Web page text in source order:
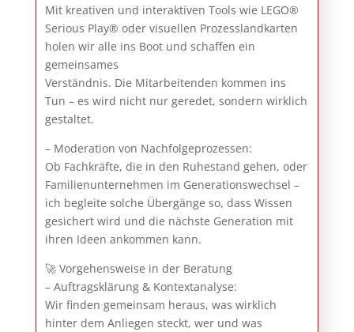
Mit kreativen und interaktiven Tools wie LEGO®
Serious Play® oder visuellen Prozesslandkarten
holen wir alle ins Boot und schaffen ein
gemeinsames
Verständnis. Die Mitarbeitenden kommen ins
Tun – es wird nicht nur geredet, sondern wirklich
gestaltet.
– Moderation von Nachfolgeprozessen:
Ob Fachkräfte, die in den Ruhestand gehen, oder
Familienunternehmen im Generationswechsel –
ich begleite solche Übergänge so, dass Wissen
gesichert wird und die nächste Generation mit
ihren Ideen ankommen kann.
🚀 Vorgehensweise in der Beratung
– Auftragsklärung & Kontextanalyse:
Wir finden gemeinsam heraus, was wirklich
hinter dem Anliegen steckt, wer und was